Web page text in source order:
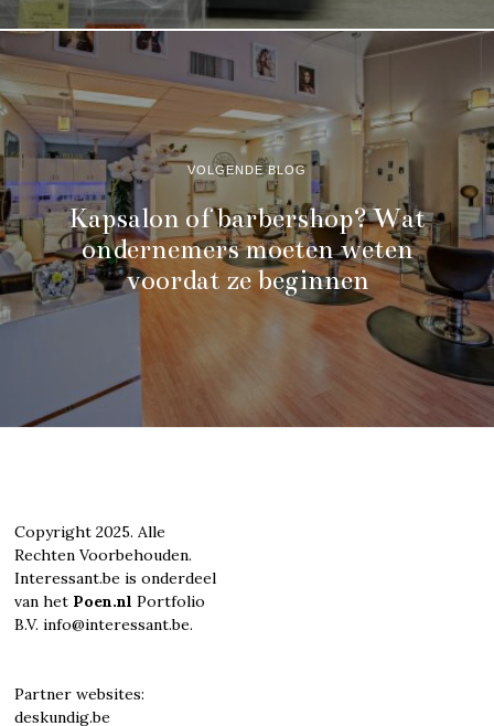
VOLGENDE BLOG
Kapsalon of barbershop? Wat
ondernemers moeten weten
voordat ze beginnen
Copyright 2025. Alle
Rechten Voorbehouden.
Interessant.be is onderdeel
van het Poen.nl Portfolio
B.V. info@interessant.be.
Partner websites:
deskundig.be